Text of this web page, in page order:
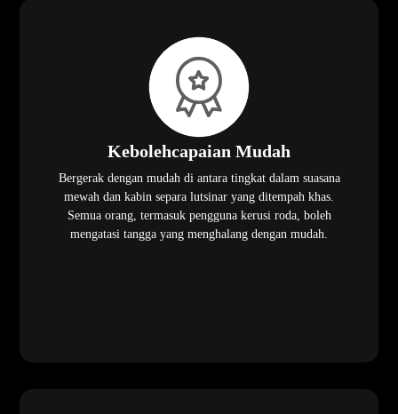
Kebolehcapaian Mudah
Bergerak dengan mudah di antara tingkat dalam suasana
mewah dan kabin separa lutsinar yang ditempah khas.
Semua orang, termasuk pengguna kerusi roda, boleh
mengatasi tangga yang menghalang dengan mudah.